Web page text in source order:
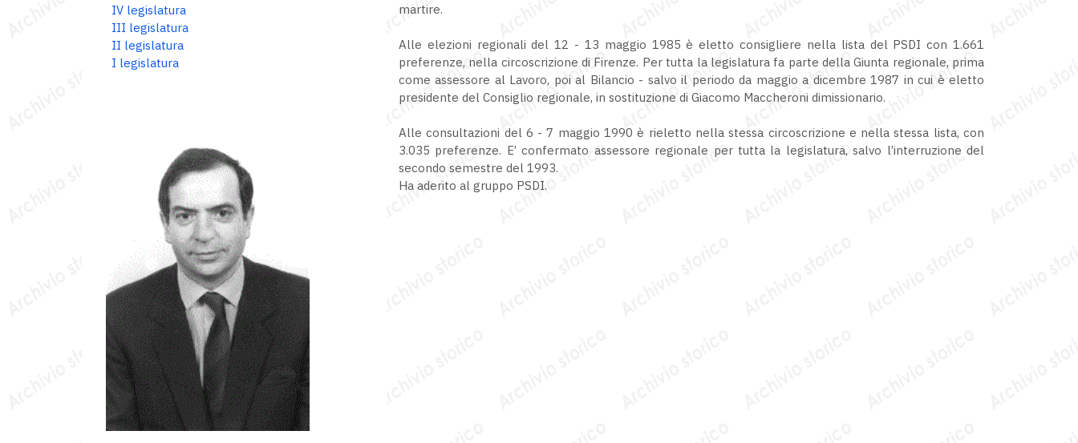
IV legislatura
III legislatura
II legislatura
I legislatura
martire.
Alle elezioni regionali del 12 - 13 maggio 1985 è eletto consigliere nella lista del PSDI con 1.661
preferenze, nella circoscrizione di Firenze. Per tutta la legislatura fa parte della Giunta regionale, prima
come assessore al Lavoro, poi al Bilancio - salvo il periodo da maggio a dicembre 1987 in cui è eletto
presidente del Consiglio regionale, in sostituzione di Giacomo Maccheroni dimissionario.
Alle consultazioni del 6 - 7 maggio 1990 è rieletto nella stessa circoscrizione e nella stessa lista, con
3.035 preferenze. E’ confermato assessore regionale per tutta la legislatura, salvo l’interruzione del
secondo semestre del 1993.
Ha aderito al gruppo PSDI.